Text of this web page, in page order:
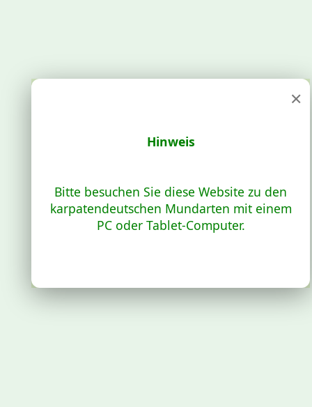
×
Hinweis
Bitte besuchen Sie diese Website zu den
karpatendeutschen Mundarten mit einem
PC oder Tablet-Computer.